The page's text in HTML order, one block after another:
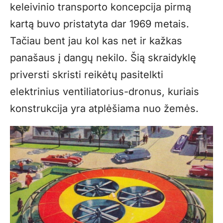
keleivinio transporto koncepcija pirmą
kartą buvo pristatyta dar 1969 metais.
Tačiau bent jau kol kas net ir kažkas
panašaus į dangų nekilo. Šią skraidyklę
priversti skristi reikėtų pasitelkti
elektrinius ventiliatorius-dronus, kuriais
konstrukcija yra atplėšiama nuo žemės.